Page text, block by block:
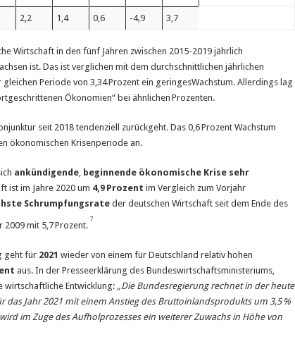
2,2 1,4 0,6 -4,9 3,7
Wirtschaft in den fünf Jahren zwischen 2015-2019 jährlich
ist. Das ist verglichen mit dem durchschnittlichen jährlichen
Periode von 3,34 Prozent ein geringesWachstum. Allerdings lag
Ökonomien“ bei ähnlichen Prozenten.
seit 2018 tendenziell zurückgeht. Das 0,6 Prozent Wachstum
ökonomischen Krisenperiode an.
ankündigende, beginnende ökonomische Krise sehr
ist im Jahre 2020 um 4,9 Prozent im Vergleich zum Vorjahr
Schrumpfungsrateder deutschen Wirtschaft seit dem Ende des
2009 mit 5,7 Prozent.
7
geht für 2021 wieder von einem für Deutschland relativ hohen
aus. In der Presseerklärung des Bundeswirtschaftsministeriums,
wirtschaftliche Entwicklung: „Die Bundesregierung rechnet in der heute
das Jahr 2021 mit einem Anstieg des Bruttoinlandsprodukts um 3,5 %
im Zuge des Aufholprozesses ein weiterer Zuwachs in Höhe von